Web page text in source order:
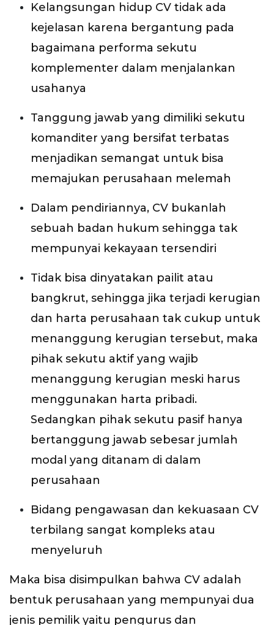
Kelangsungan hidup CV tidak ada
kejelasan karena bergantung pada
bagaimana performa sekutu
komplementer dalam menjalankan
usahanya
Tanggung jawab yang dimiliki sekutu
komanditer yang bersifat terbatas
menjadikan semangat untuk bisa
memajukan perusahaan melemah
Dalam pendiriannya, CV bukanlah
sebuah badan hukum sehingga tak
mempunyai kekayaan tersendiri
Tidak bisa dinyatakan pailit atau
bangkrut, sehingga jika terjadi kerugian
dan harta perusahaan tak cukup untuk
menanggung kerugian tersebut, maka
pihak sekutu aktif yang wajib
menanggung kerugian meski harus
menggunakan harta pribadi.
Sedangkan pihak sekutu pasif hanya
bertanggung jawab sebesar jumlah
modal yang ditanam di dalam
perusahaan
Bidang pengawasan dan kekuasaan CV
terbilang sangat kompleks atau
menyeluruh
Maka bisa disimpulkan bahwa CV adalah
bentuk perusahaan yang mempunyai dua
jenis pemilik yaitu pengurus dan